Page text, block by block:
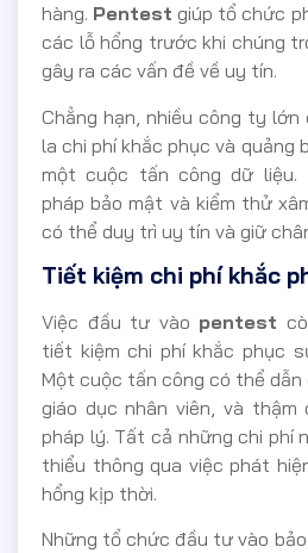
hàng. Pentest giúp tổ chức
các lỗ hổng trước khi chúng
gây ra các vấn đề về uy tín.
Chẳng hạn, nhiều công ty
la chi phí khắc phục và quảng
một cuộc tấn công dữ liệu.
pháp bảo mật và kiểm thử
có thể duy trì uy tín và giữ
Tiết kiệm chi phí khắc
Việc đầu tư vào pentest
tiết kiệm chi phí khắc phục
Một cuộc tấn công có thể dẫn
giáo dục nhân viên, và
pháp lý. Tất cả những chi phí
thiểu thông qua việc phát
hổng kịp thời.
Những tổ chức đầu tư vào